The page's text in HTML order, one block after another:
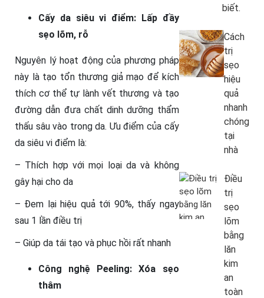
Cấy da siêu vi điểm: Lấp đầy
sẹo lõm, rỗ
Nguyên lý hoạt động của phương pháp
này là tạo tổn thương giả mạo để kích
thích cơ thể tự lành vết thương và tạo
đường dẫn đưa chất dinh dưỡng thẩm
thấu sâu vào trong da. Ưu điểm của cấy
da siêu vi điểm là:
– Thích hợp với mọi loại da và không
gây hại cho da
– Đem lại hiệu quả tới 90%, thấy ngay
sau 1 lần điều trị
– Giúp da tái tạo và phục hồi rất nhanh
Công nghệ Peeling: Xóa sẹo
thâm
biết.
Cách
trị
sẹo
hiệu
quả
nhanh
chóng
tại
nhà
Điều
trị
sẹo
lõm
bằng
lăn
kim
an
toàn